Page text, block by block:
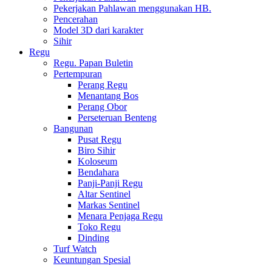
Pekerjakan Pahlawan menggunakan HB.
Pencerahan
Model 3D dari karakter
Sihir
Regu
Regu. Papan Buletin
Pertempuran
Perang Regu
Menantang Bos
Perang Obor
Perseteruan Benteng
Bangunan
Pusat Regu
Biro Sihir
Koloseum
Bendahara
Panji-Panji Regu
Altar Sentinel
Markas Sentinel
Menara Penjaga Regu
Toko Regu
Dinding
Turf Watch
Keuntungan Spesial